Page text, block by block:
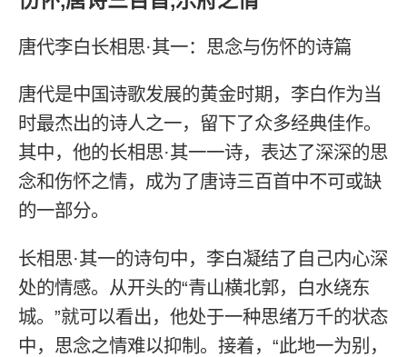
唐代李白长相思·其一：思念与伤怀的诗篇
唐代是中国诗歌发展的黄金时期，李白作为当
时最杰出的诗人之一，留下了众多经典佳作。
其中，他的长相思·其一一诗，表达了深深的思
念和伤怀之情，成为了唐诗三百首中不可或缺
的一部分。
长相思·其一的诗句中，李白凝结了自己内心深
处的情感。从开头的“青山横北郭，白水绕东
城。”就可以看出，他处于一种思绪万千的状态
中，思念之情难以抑制。接着，“此地一为别，